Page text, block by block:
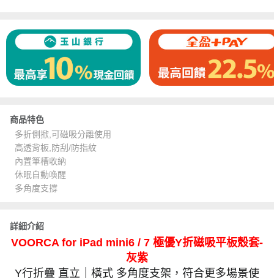
商品特色
多折側掀,可磁吸分離使用
高透背板,防刮/防指紋
內置筆槽收納
休眠自動喚醒
多角度支撐
詳細介紹
VOORCA for iPad mini6 / 7 極優Y折磁吸平板殼套-
灰紫
Y行折疊 直立｜橫式 多角度支架，符合更多場景使